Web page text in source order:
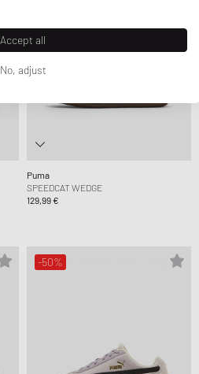
Puma
SPEEDCAT WEDGE
129,99 €
-50%
Accept all
No, adjust